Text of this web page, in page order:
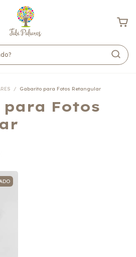
/ Gabarito para Fotos Retangular
Fotos